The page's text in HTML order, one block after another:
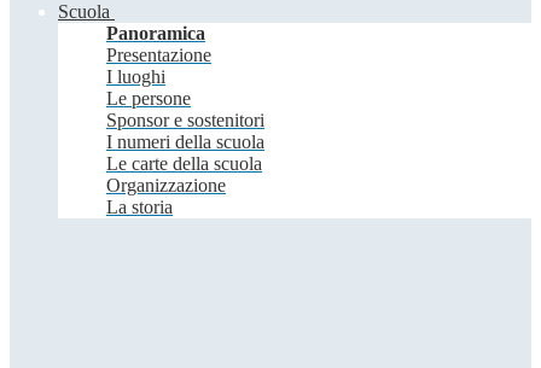
Scuola
Panoramica
Presentazione
I luoghi
Le persone
Sponsor e sostenitori
I numeri della scuola
Le carte della scuola
Organizzazione
La storia